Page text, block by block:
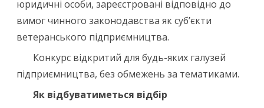
юридичні особи, зареєстровані відповідно до
вимог чинного законодавства як суб’єкти
ветеранського підприємництва.
Конкурс відкритий для будь-яких галузей
підприємництва, без обмежень за тематиками.
Як відбуватиметься відбір